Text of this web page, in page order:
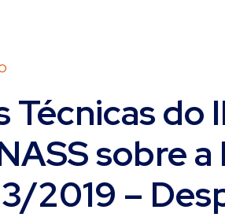
Técnicas do
sobre
2019 –